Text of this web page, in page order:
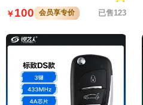
￥100 会员享专价 已售123